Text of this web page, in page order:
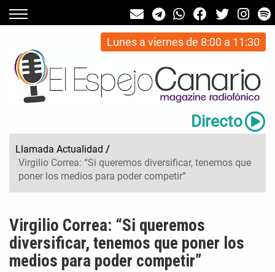
Lunes a viernes de 8:00 a 11:30
Directo
Llamada Actualidad /
Virgilio Correa: “Si queremos diversificar, tenemos que
poner los medios para poder competir”
Virgilio Correa: “Si queremos
diversificar, tenemos que poner los
medios para poder competir”